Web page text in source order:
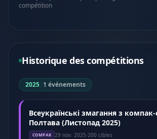
compétition
Historique des compétitions
2025| 1 événements
Всеукраїнські змагання з компак-
Полтава (Листопад 2025)
COMPAK 29 nov. 2025·200 cibles